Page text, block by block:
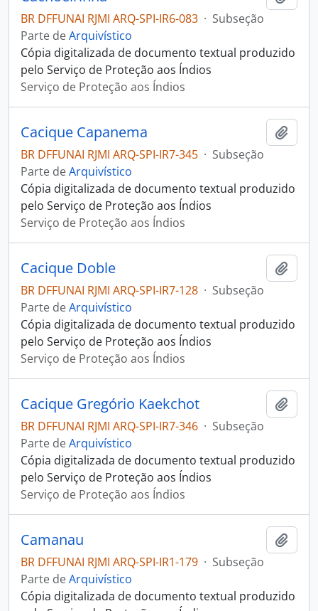
BR DFFUNAI RJMI ARQ-SPI-IR6-083 · Subseção
Parte deArquivístico
Cópia digitalizada de documento textual produzido
pelo Serviço de Proteção aos Índios
Serviço de Proteção aos Índios
Cacique Capanema
BR DFFUNAI RJMI ARQ-SPI-IR7-345 · Subseção
Parte deArquivístico
Cópia digitalizada de documento textual produzido
pelo Serviço de Proteção aos Índios
Serviço de Proteção aos Índios
Cacique Doble
BR DFFUNAI RJMI ARQ-SPI-IR7-128 · Subseção
Parte deArquivístico
Cópia digitalizada de documento textual produzido
pelo Serviço de Proteção aos Índios
Serviço de Proteção aos Índios
Cacique Gregório Kaekchot
BR DFFUNAI RJMI ARQ-SPI-IR7-346 · Subseção
Parte deArquivístico
Cópia digitalizada de documento textual produzido
pelo Serviço de Proteção aos Índios
Serviço de Proteção aos Índios
Camanau
BR DFFUNAI RJMI ARQ-SPI-IR1-179 · Subseção
Parte deArquivístico
Cópia digitalizada de documento textual produzido